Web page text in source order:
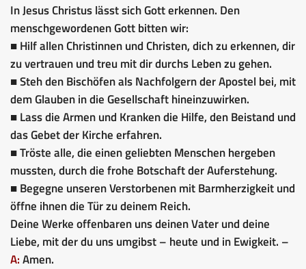
In Jesus Christus lässt sich Gott erkennen. Den
menschgewordenen Gott bitten wir:
■ Hilf allen Christinnen und Christen, dich zu erkennen, dir
zu vertrauen und treu mit dir durchs Leben zu gehen.
■ Steh den Bischöfen als Nachfolgern der Apostel bei, mit
dem Glauben in die Gesellschaft hineinzuwirken.
■ Lass die Armen und Kranken die Hilfe, den Beistand und
das Gebet der Kirche erfahren.
■ Tröste alle, die einen geliebten Menschen hergeben
mussten, durch die frohe Botschaft der Auferstehung.
■ Begegne unseren Verstorbenen mit Barmherzigkeit und
öffne ihnen die Tür zu deinem Reich.
Deine Werke offenbaren uns deinen Vater und deine
Liebe, mit der du uns umgibst – heute und in Ewigkeit. –
A:Amen.